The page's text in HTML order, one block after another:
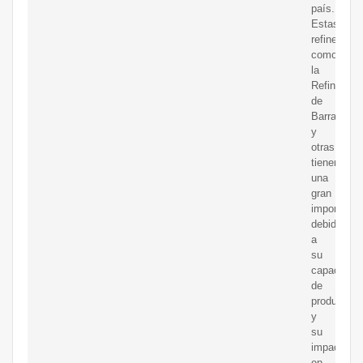
país.
Estas
refinerías,
como
la
Refinería
de
y
otras,
tienen
una
gran
debido
a
su
capacidad
de
producción
y
su
impacto